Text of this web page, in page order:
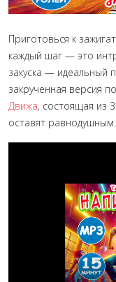
Приготовься к
каждый шаг — это
закуска — идеальный
закрученная версия
Движа, состоящая из
оставят равнодушным.